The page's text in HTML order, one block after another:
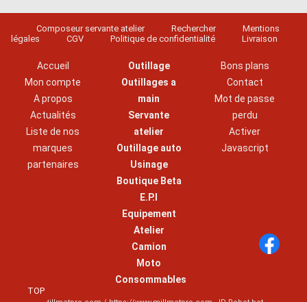
Composeur servante atelier Rechercher
Mentions
légales
CGV Politique de confidentialité Livraison
Accueil
Mon compte
A propos
Actualités
Liste de nos
marques
partenaires
Outillage
Outillages a
main
Servante
atelier
Outillage auto
Usinage
Boutique Beta
E.P.I
Equipement
Atelier
Camion
Moto
Consommables
Bons plans
Contact
Mot de passe
perdu
Activer
Javascript
TOP